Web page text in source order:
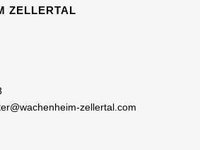
ZELLERTAL
zellertal.com